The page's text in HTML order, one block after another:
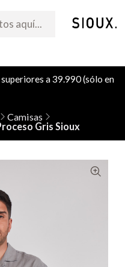
a 39.990 (sólo en
Camisas
Gris Sioux